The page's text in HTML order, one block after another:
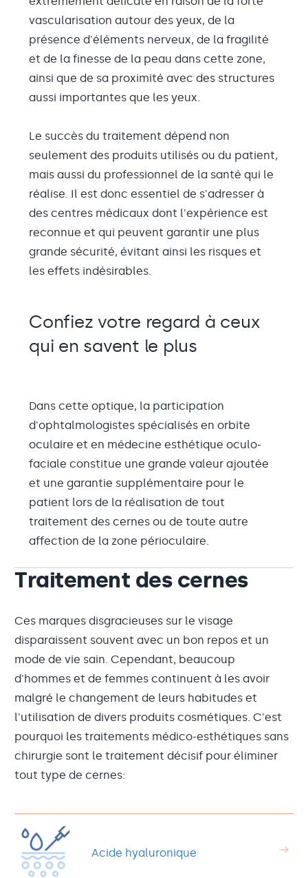
vascularisation autour des yeux, de la
présence d'éléments nerveux, de la fragilité
et de la finesse de la peau dans cette zone,
ainsi que de sa proximité avec des structures
aussi importantes que les yeux.
Le succès du traitement dépend non
seulement des produits utilisés ou du patient,
mais aussi du professionnel de la santé qui le
réalise. Il est donc essentiel de s'adresser à
des centres médicaux dont l'expérience est
reconnue et qui peuvent garantir une plus
grande sécurité, évitant ainsi les risques et
les effets indésirables.
Confiez votre regard à ceux
qui en savent le plus
Dans cette optique, la participation
d'ophtalmologistes spécialisés en orbite
oculaire et en médecine esthétique oculo-
faciale constitue une grande valeur ajoutée
et une garantie supplémentaire pour le
patient lors de la réalisation de tout
traitement des cernes ou de toute autre
affection de la zone périoculaire.
Traitement des cernes
Ces marques disgracieuses sur le visage
disparaissent souvent avec un bon repos et un
mode de vie sain. Cependant, beaucoup
d'hommes et de femmes continuent à les avoir
malgré le changement de leurs habitudes et
l'utilisation de divers produits cosmétiques. C'est
pourquoi les traitements médico-esthétiques sans
chirurgie sont le traitement décisif pour éliminer
tout type de cernes:
Acide hyaluronique